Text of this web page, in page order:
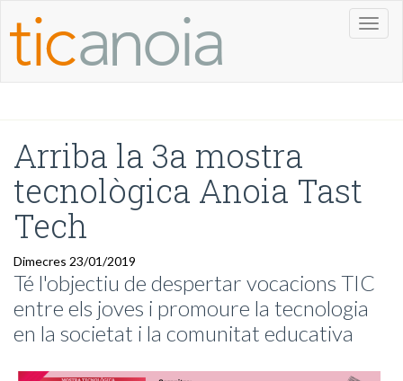
Arriba la 3a mostra
tecnològica Anoia Tast
Tech
Dimecres 23/01/2019
Té l'objectiu de despertar vocacions TIC
entre els joves i promoure la tecnologia
en la societat i la comunitat educativa